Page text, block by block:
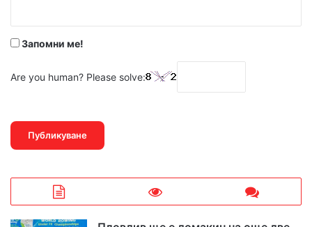
Запомни ме!
Are you human? Please solve: